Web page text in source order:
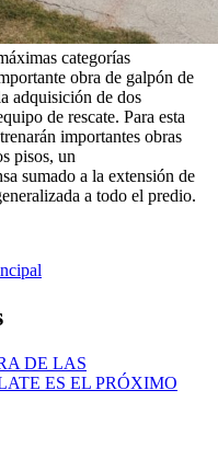
categorías
obra de galpón de
adquisición de dos
de rescate. Para esta
importantes obras
pisos, un
sumado a la extensión de
a todo el predio.
DE LAS
ES EL PRÓXIMO